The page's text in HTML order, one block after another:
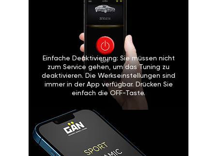
Einfache Deaktivierung: Sie müssen nicht
zum Service gehen, um das Tuning zu
deaktivieren. Die Werkseinstellungen sind
immer in der App verfügbar. Drücken Sie
einfach die OFF-Taste.